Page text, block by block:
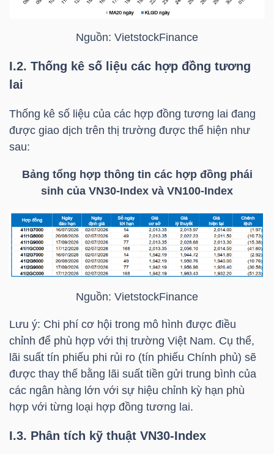
Nguồn: VietstockFinance
I.2. Thống kê số liệu các hợp đồng tương
lai
Thống kê số liệu của các hợp đồng tương lai đang
được giao dịch trên thị trường được thể hiện như
sau:
Bảng tổng hợp thông tin các hợp đồng phái
sinh của VN30-Index và VN100-Index
Nguồn: VietstockFinance
Lưu ý: Chi phí cơ hội trong mô hình được điều
chỉnh để phù hợp với thị trường Việt Nam. Cụ thể,
lãi suất tín phiếu phi rủi ro (tín phiếu Chính phủ) sẽ
được thay thế bằng lãi suất tiền gửi trung bình của
các ngân hàng lớn với sự hiệu chỉnh kỳ hạn phù
hợp với từng loại hợp đồng tương lai.
I.3. Phân tích kỹ thuật VN30-Index
TÀI
NGHỆ
THÔNG
TIN
TRUYỀN
THÔNG
TIỆN
ÍCH